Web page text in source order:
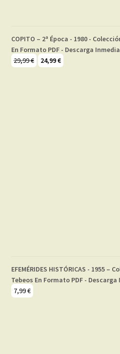
COPITO – 2ª Época - 1980 -
En Formato PDF - Descarga
29,99€
El24,99€
EFEMÉRIDES HISTÓRICAS - 1955 –
Tebeos En Formato PDF -
7,99€